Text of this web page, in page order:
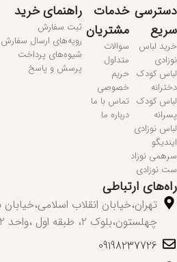
دسترسی
سریع
خرید لباس
نوزادی
لباس کودک
دخترانه
لباس کودک
پسرانه
لباس نوزادی
ایندیگو
سرهمی نوزاد
ست نوزادی
خدمات
مشتریان
سوالات
متداول
حریم
خصوصی
تماس با ما
درباره ما
راهنمای خرید
ثبت سفارش
رویه‌های ارسال سفارش
شیوه‌های پرداخت
پرسش و پاسخ
راه‌های ارتباطی
تهران،خیابان انقلاب اسلامی،خیابان
چهلستون،بلوک 2، طبقه اول ،واحد 112
09198237726